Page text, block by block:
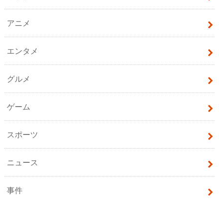
アニメ
エンタメ
グルメ
ゲーム
スポーツ
ニュース
事件